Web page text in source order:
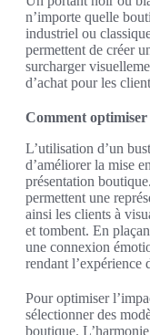
n’importe quelle
industriel ou
permettent de créer
surcharger
d’achat pour les
Comment optimiser
L’utilisation d’un
d’améliorer la mise
présentation
permettent une
ainsi les clients à
et tombent. En
une connexion
rendant l’expérience
Pour optimiser
sélectionner des
boutique.